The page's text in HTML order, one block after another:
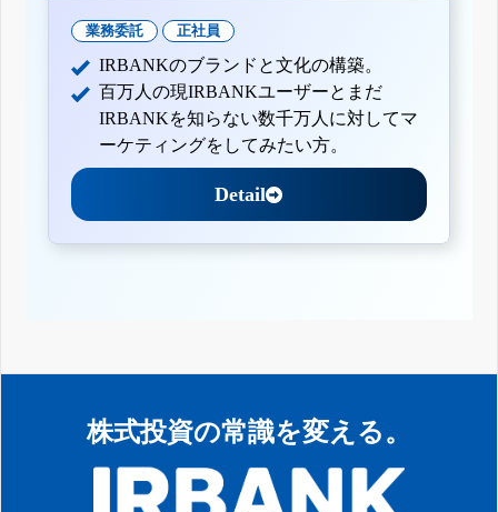
業務委託 正社員
IRBANKのブランドと文化の構築。
百万人の現IRBANKユーザーとまだ
IRBANKを知らない数千万人に対してマ
ーケティングをしてみたい方。
Detail
株式投資の常識を変える。